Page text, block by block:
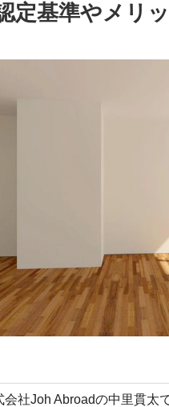
定基準やメリ
会社Joh Abroadの中里貫太で